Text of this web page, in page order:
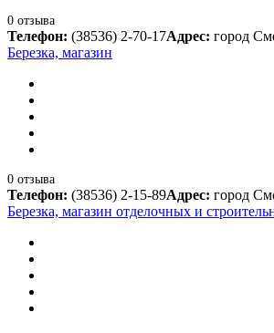
0 отзыва
Телефон: (38536) 2-70-17Адрес: город
Березка, магазин
0 отзыва
Телефон: (38536) 2-15-89Адрес: город
Березка, магазин отделочных и